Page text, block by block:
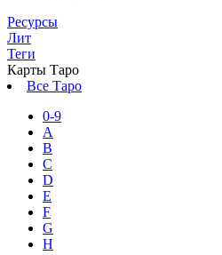
Ресурсы
Лит
Теги
Карты Таро
Все Таро
0-9
A
B
C
D
E
F
G
H